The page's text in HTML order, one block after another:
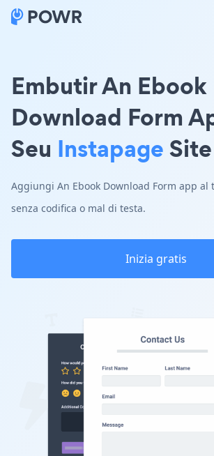
Embutir An Ebook
Download Form
Seu InstapageSite
Aggiungi An Ebook Download Form app
senza codifica o mal di testa.
Inizia gratis